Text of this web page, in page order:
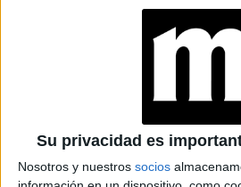
Su privacidad es
Nosotros y nuestros socios
Caras
Weekend
Look
Luz Mía Lunateen